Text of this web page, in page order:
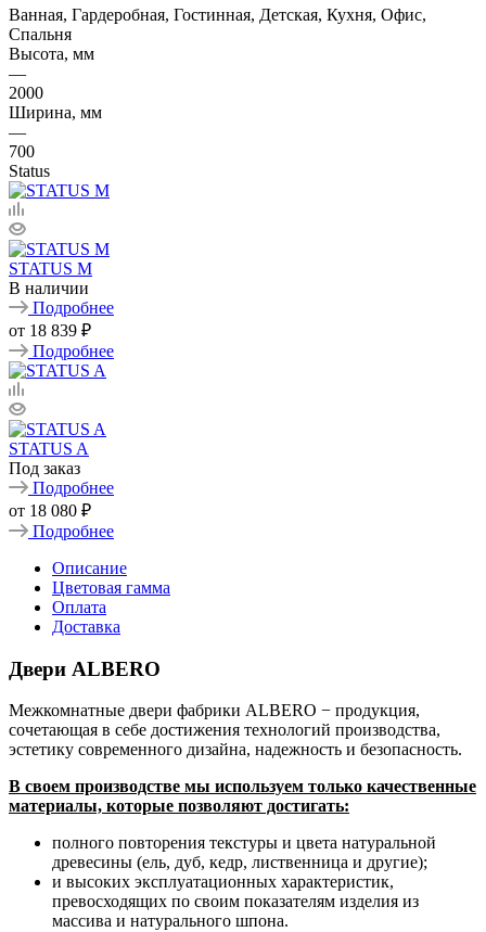
Ванная, Гардеробная, Гостинная, Детская, Кухня, Офис,
Спальня
Высота, мм
—
2000
Ширина, мм
—
700
Status
STATUS M
В наличии
Подробнее
от 18 839 ₽
Подробнее
STATUS A
Под заказ
Подробнее
от 18 080 ₽
Подробнее
Описание
Цветовая гамма
Оплата
Доставка
Двери ALBERO
Межкомнатные двери фабрики ALBERO − продукция,
сочетающая в себе достижения технологий производства,
эстетику современного дизайна, надежность и безопасность.
В своем производстве мы используем только качественные
материалы, которые позволяют достигать:
полного повторения текстуры и цвета натуральной
древесины (ель, дуб, кедр, лиственница и другие);
и высоких эксплуатационных характеристик,
превосходящих по своим показателям изделия из
массива и натурального шпона.